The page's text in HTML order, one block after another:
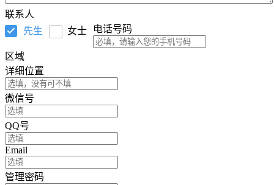
联系人
先生
女士 电话号码
区域
详细位置
微信号
QQ号
Email
管理密码